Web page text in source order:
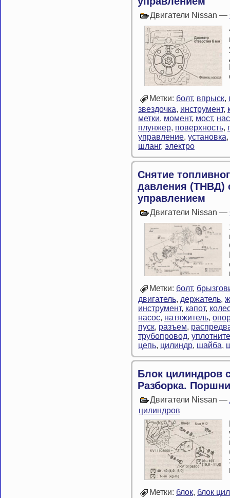
Двигатели Nissan —
Метки: болт, впрыск,
звездочка, инструмент,
метки, момент, мост,
плунжер, поверхность,
управление, установка,
шланг, электро
Снятие
давления (ТНВД)
управлением
Двигатели Nissan —
Метки: болт,
двигатель, держатель,
инструмент, капот,
насос, натяжитель,
пуск, разъем,
трубопровод,
цепь, цилиндр, шайба,
Блок цилиндров
Разборка.
Двигатели Nissan —
цилиндров
Метки: блок, блок